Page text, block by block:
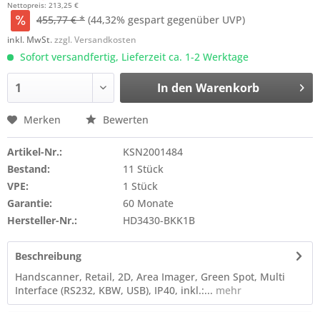
Nettopreis: 213,25 €
455,77 € * (44,32% gespart gegenüber UVP)
inkl. MwSt.zzgl. Versandkosten
Sofort versandfertig, Lieferzeit ca. 1-2 Werktage
In den Warenkorb
Merken Bewerten
Artikel-Nr.:
KSN2001484
Bestand:
11 Stück
VPE:
1 Stück
Garantie:
60 Monate
Hersteller-Nr.:
HD3430-BKK1B
Beschreibung
Handscanner, Retail, 2D, Area Imager, Green Spot, Multi
Interface (RS232, KBW, USB), IP40, inkl.:... mehr